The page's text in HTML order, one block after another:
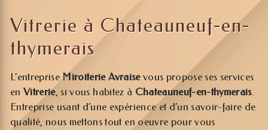
Vitrerie à Chateauneuf-en-
thymerais
L’entrepriseMiroiterie Avraisevous propose ses services
enVitrerie, si vous habitez à Chateauneuf-en-thymerais.
Entreprise usant d’une expérience et d’un savoir-faire de
qualité, nous mettons tout en oeuvre pour vous